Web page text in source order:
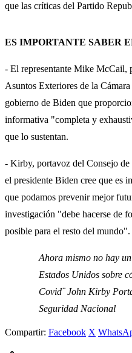
que las críticas del Partido
ES IMPORTANTE SABER
- El representante Mike McCail,
Asuntos Exteriores de la
gobierno de Biden que
informativa "completa y
que lo sustentan.
- Kirby, portavoz del Consejo
el presidente Biden cree que es
que podamos prevenir mejor
investigación "debe hacerse de
posible para el resto del mundo".
Ahora mismo no hay
Estados Unidos sobre
Covid¨ John Kirby
Seguridad Nacional
Compartir: Facebook X